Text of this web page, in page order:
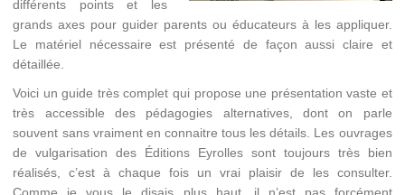
différents points et les
grands axes pour guider parents ou éducateurs à les appliquer.
Le matériel nécessaire est présenté de façon aussi claire et
détaillée.
Voici un guide très complet qui propose une présentation vaste et
très accessible des pédagogies alternatives, dont on parle
souvent sans vraiment en connaitre tous les détails. Les ouvrages
de vulgarisation des Éditions Eyrolles sont toujours très bien
réalisés, c’est à chaque fois un vrai plaisir de les consulter.